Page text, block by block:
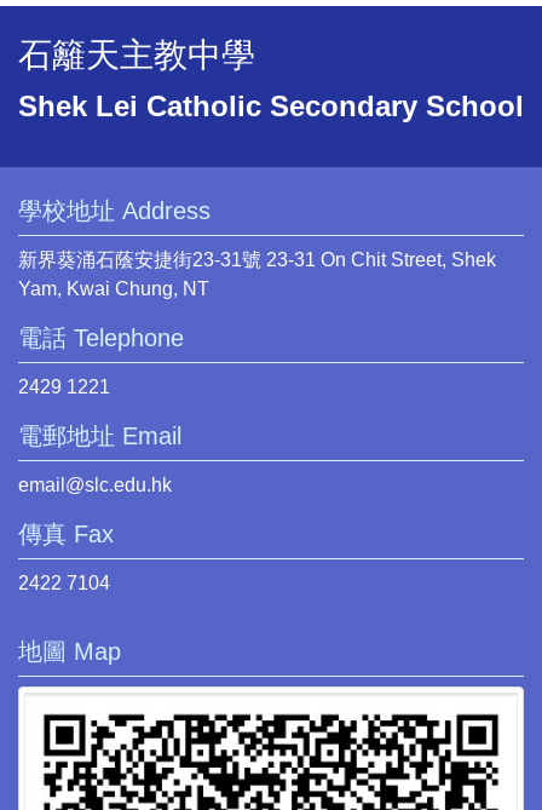
石籬天主教中學
Shek Lei Catholic Secondary School
學校地址 Address
新界葵涌石蔭安捷街23-31號 23-31 On Chit Street, Shek
Yam, Kwai Chung, NT
電話 Telephone
2429 1221
電郵地址 Email
email@slc.edu.hk
傳真 Fax
2422 7104
地圖 Map